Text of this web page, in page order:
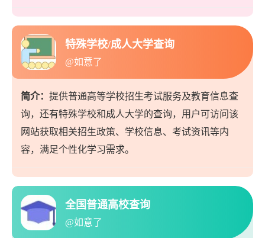
特殊学校/成人大学查询
@如意了
简介： 提供普通高等学校招生考试服务及教育信息查
询，还有特殊学校和成人大学的查询，用户可访问该
网站获取相关招生政策、学校信息、考试资讯等内
容，满足个性化学习需求。
全国普通高校查询
@如意了